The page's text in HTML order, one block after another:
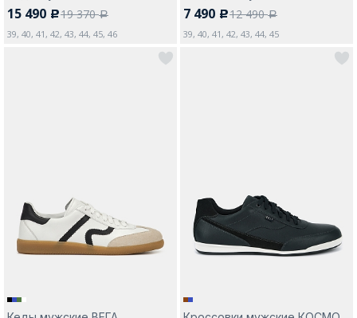
15 490 c19 370a
39, 40, 41, 42, 43, 44, 45, 46
7 490 c12 490a
39, 40, 41, 42, 43, 44, 45